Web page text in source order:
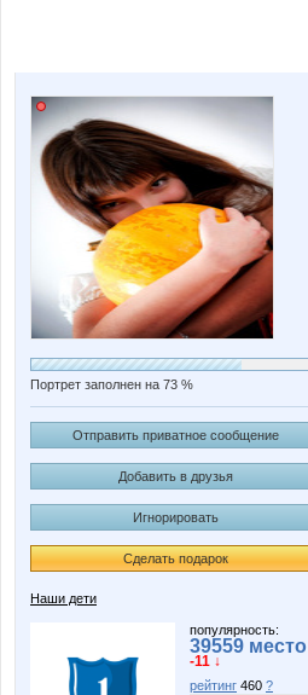
Портрет заполнен на 73 %
Отправить приватное сообщение
Добавить в друзья
Игнорировать
Сделать подарок
Наши дети
популярность:
39559 место
-11 ↓
рейтинг 460 ?